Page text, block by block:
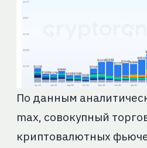
По данным
max, совокупный
криптовалютных